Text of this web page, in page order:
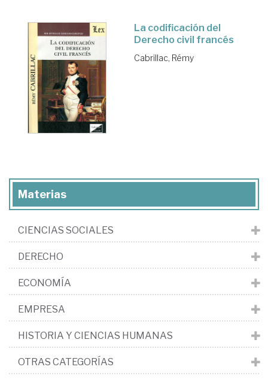
La codificación del
Derecho civil francés
Cabrillac, Rémy
Materias
CIENCIAS SOCIALES
DERECHO
ECONOMÍA
EMPRESA
HISTORIA Y CIENCIAS HUMANAS
OTRAS CATEGORÍAS